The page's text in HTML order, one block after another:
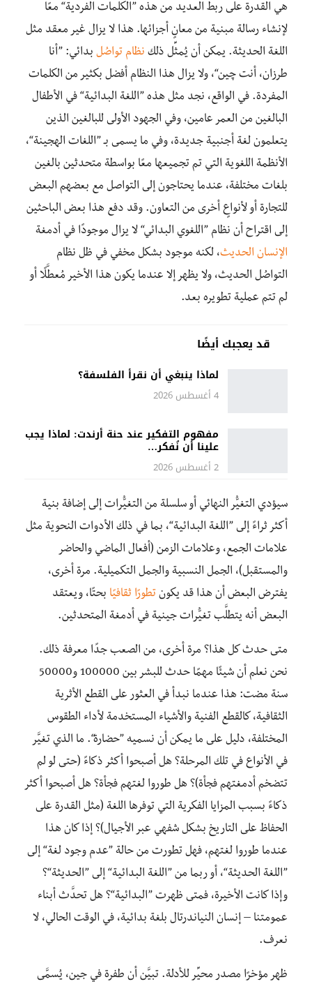
هي القدرة على ربط العديد من هذه ”الكلمات الفردية“ معًا
لإنشاء رسالة مبنية من معانٍ أجزائها. هذا لا يزال غير معقد مثل
اللغة الحديثة. يمكن أن يُمثِّل ذلك نظام تواصُل بدائي: ”أنا
طرزان، أنت چين“، ولا يزال هذا النظام أفضل بكثير من الكلمات
المفردة. في الواقع، نجد مثل هذه ”اللغة البدائية“ في الأطفال
البالغين من العمر عامين، وفي الجهود الأولى للبالغين الذين
يتعلمون لغة أجنبية جديدة، وفي ما يسمى بـ ”اللغات الهجينة“،
الأنظمة اللغوية التي تم تجميعها معًا بواسطة متحدثين بالغين
بلغات مختلفة، عندما يحتاجون إلى التواصل مع بعضهم البعض
للتجارة أو لأنواعٍ أخرى من التعاون. وقد دفع هذا بعض الباحثين
إلى اقتراح أن نظام ”اللغوي البدائي“ لا يزال موجودًا في أدمغة
الإنسان الحديث، لكنه موجود بشكل مخفي في ظل نظام
التواصُل الحديث، ولا يظهر إلا عندما يكون هذا الأخير مُعطَّلًا أو
لم تتم عملية تطويره بعد.
قد يعجبك أيضًا
لماذا ينبغي أن نقرأ الفلسفة؟
4 أغسطس 2026
مفهوم التفكير عند حنة أرندت: لماذا يجب
علينا أن نُفكر…
2 أغسطس 2026
سيؤدي التغيُّر النهائي أو سلسلة من التغيُّرات إلى إضافة بنية
أكثر ثراءً إلى ”اللغة البدائية“، بما في ذلك الأدوات النحوية مثل
علامات الجمع، وعلامات الزمن (أفعال الماضي والحاضر
والمستقبل)، الجمل النسبية والجمل التكميلية. مرة أخرى،
يفترض البعض أن هذا قد يكون تطورًا ثقافيًا بحتًا، ويعتقد
البعض أنه يتطلَّب تغيُّرات جينية في أدمغة المتحدثين.
متى حدث كل هذا؟ مرة أخرى، من الصعب جدًا معرفة ذلك.
نحن نعلم أن شيئًا مهمًا حدث للبشر بين 100000 و50000
سنة مضت: هذا عندما نبدأ في العثور على القطع الأثرية
الثقافية، كالقطع الفنية والأشياء المستخدمة لأداء الطقوس
المختلفة، دليل على ما يمكن أن نسميه ”حضارة“. ما الذي تغيَّر
في الأنواع في تلك المرحلة؟ هل أصبحوا أكثر ذكاءً (حتى لو لم
تتضخم أدمغتهم فجأة)؟ هل طوروا لغتهم فجأة؟ هل أصبحوا أكثر
ذكاءً بسبب المزايا الفكرية التي توفرها اللغة (مثل القدرة على
الحفاظ على التاريخ بشكل شفهي عبر الأجيال)؟ إذا كان هذا
عندما طوروا لغتهم، فهل تطورت من حالة ”عدم وجود لغة“ إلى
”اللغة الحديثة“، أو ربما من ”اللغة البدائية“ إلى ”الحديثة“؟
وإذا كانت الأخيرة، فمتى ظهرت ”البدائية“؟ هل تحدَّث أبناء
عمومتنا – إنسان النياندرتال بلغة بدائية، في الوقت الحالي، لا
نعرف.
ظهر مؤخرًا مصدر محيِّر للأدلة. تبيَّن أن طفرة في جين، يُسمَّى